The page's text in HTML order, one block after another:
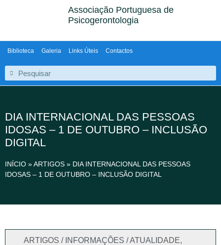
Associação Portuguesa de
Psicogerontologia
Biblioteca Galeria Links Úteis Contactos
DIA INTERNACIONAL DAS PESSOAS
IDOSAS – 1 DE OUTUBRO – INCLUSÃO
DIGITAL
INÍCIO »ARTIGOS » DIA INTERNACIONAL DAS PESSOAS
IDOSAS – 1 DE OUTUBRO – INCLUSÃO DIGITAL
ARTIGOS / INFORMAÇÕES / ATUALIDADE,